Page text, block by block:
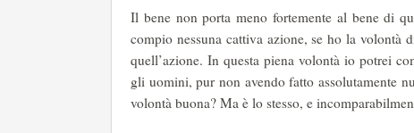
Il bene non porta meno fortemente al bene di
compio nessuna cattiva azione, se ho la volontà
quell’azione. In questa piena volontà io potrei
gli uomini, pur non avendo fatto assolutamente
volontà buona? Ma è lo stesso, e